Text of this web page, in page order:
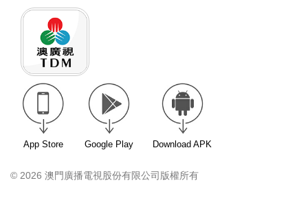
App Store Google Play Download APK
© 2026 澳門廣播電視股份有限公司版權所有